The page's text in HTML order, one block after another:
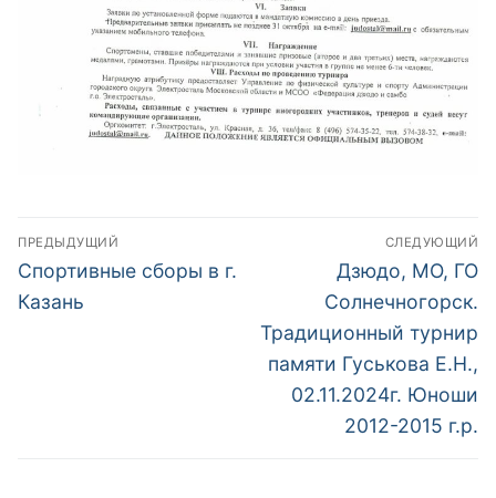
Навигация
по
записям
ПРЕДЫДУЩИЙ
Предыдущий
пост:
Спортивные сборы в г.
Казань
СЛЕДУЮЩИЙ
Следующий
пост:
Дзюдо, МО, ГО
Солнечногорск.
Традиционный турнир
памяти Гуськова Е.Н.,
02.11.2024г. Юноши
2012-2015 г.р.